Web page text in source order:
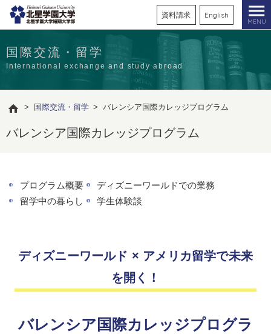
資料請求 English
MENU
国際交流・留学
International exchange and study abroad
> 国際交流・留学 > バレンシア国際カレッジプログラム
バレンシア国際カレッジプログラム
プログラム概要
ディズニーワールドでの業務
留学中の暮らし
学生体験談
ディズニーワールド × アメリカ留学で未来
を開く！
バレンシア国際カレッジプログラ